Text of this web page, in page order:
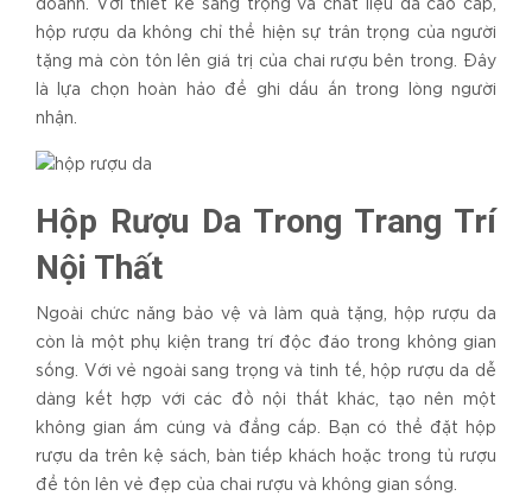
doanh. Với thiết kế sang trọng và chất liệu da cao cấp,
hộp rượu da không chỉ thể hiện sự trân trọng của người
tặng mà còn tôn lên giá trị của chai rượu bên trong. Đây
là lựa chọn hoàn hảo để ghi dấu ấn trong lòng người
nhận.
Hộp Rượu Da Trong Trang Trí
Nội Thất
Ngoài chức năng bảo vệ và làm quà tặng, hộp rượu da
còn là một phụ kiện trang trí độc đáo trong không gian
sống. Với vẻ ngoài sang trọng và tinh tế, hộp rượu da dễ
dàng kết hợp với các đồ nội thất khác, tạo nên một
không gian ấm cúng và đẳng cấp. Bạn có thể đặt hộp
rượu da trên kệ sách, bàn tiếp khách hoặc trong tủ rượu
để tôn lên vẻ đẹp của chai rượu và không gian sống.